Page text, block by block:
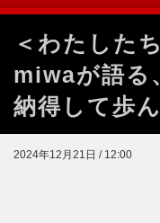
＜わたした
miwaが語る
納得して歩
2024年12月21日 / 12:00